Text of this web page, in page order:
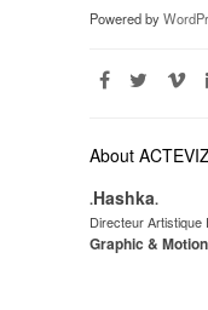
Powered by
About
.Hashka.
Directeur Artistique
Graphic &